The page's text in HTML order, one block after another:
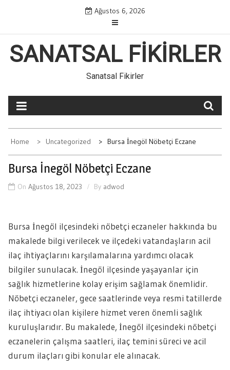
content
Ağustos 6, 2026
SANATSAL FIKIRLER
Sanatsal Fikirler
Home Uncategorized Bursa İnegöl Nöbetçi Eczane
Bursa İnegöl Nöbetçi Eczane
On Ağustos 18, 2023 By adwod
Bursa İnegöl ilçesindeki nöbetçi eczaneler hakkında bu
makalede bilgi verilecek ve ilçedeki vatandaşların acil
ilaç ihtiyaçlarını karşılamalarına yardımcı olacak
bilgiler sunulacak. İnegöl ilçesinde yaşayanlar için
sağlık hizmetlerine kolay erişim sağlamak önemlidir.
Nöbetçi eczaneler, gece saatlerinde veya resmi tatillerde
ilaç ihtiyacı olan kişilere hizmet veren önemli sağlık
kuruluşlarıdır. Bu makalede, İnegöl ilçesindeki nöbetçi
eczanelerin çalışma saatleri, ilaç temini süreci ve acil
durum ilaçları gibi konular ele alınacak.